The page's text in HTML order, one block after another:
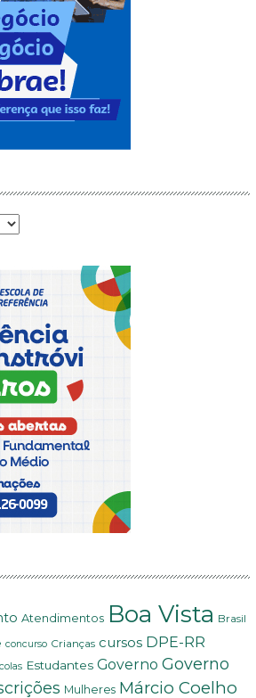
Atendimentos Boa Vista Brasil
concurso Crianças cursos DPE-RR
Estudantes Governo Governo
Mulheres Márcio Coelho